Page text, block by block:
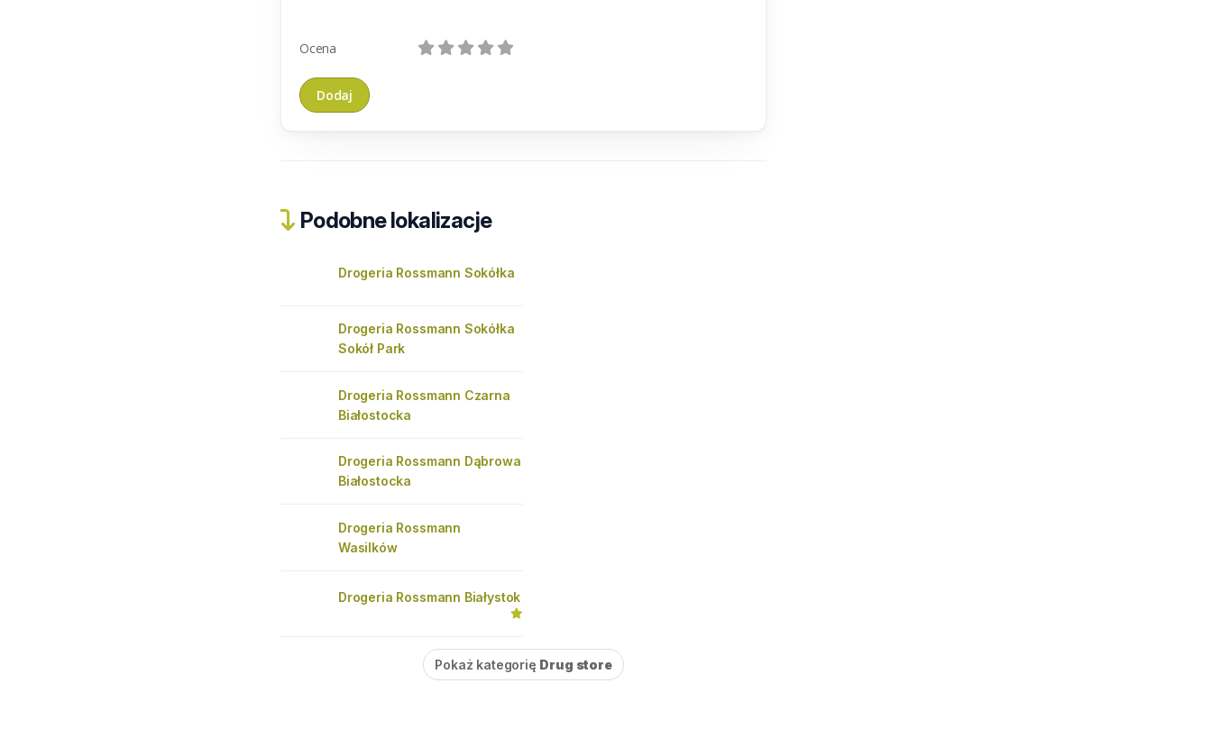
Ocena
Podobne lokalizacje
Drogeria Rossmann Sokółka
Drogeria Rossmann Sokółka
Sokół Park
Drogeria Rossmann Czarna
Białostocka
Drogeria Rossmann Dąbrowa
Białostocka
Drogeria Rossmann
Wasilków
Drogeria Rossmann Białystok
Pokaż kategorię Drug store